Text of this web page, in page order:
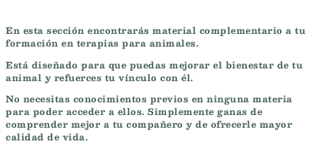
En esta sección encontrarás material complementario a tu
formación en terapias para animales.
Está diseñado para que puedas mejorar el bienestar de tu
animal y refuerces tu vínculo con él.
No necesitas conocimientos previos en ninguna materia
para poder acceder a ellos. Simplemente ganas de
comprender mejor a tu compañero y de ofrecerle mayor
calidad de vida.